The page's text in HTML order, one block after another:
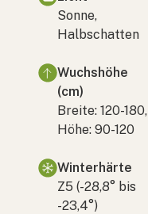
Sonne,
Halbschatten
Wuchshöhe
(cm)
Breite: 120-180,
Höhe: 90-120
Winterhärte
Z5 (-28,8° bis
-23,4°)